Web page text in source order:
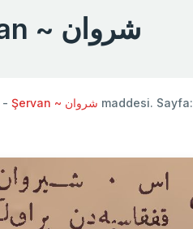
Şervan ~ شروان
- Şervan ~ شروان maddesi. Sayfa: